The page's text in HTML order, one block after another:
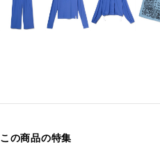
この商品の特集